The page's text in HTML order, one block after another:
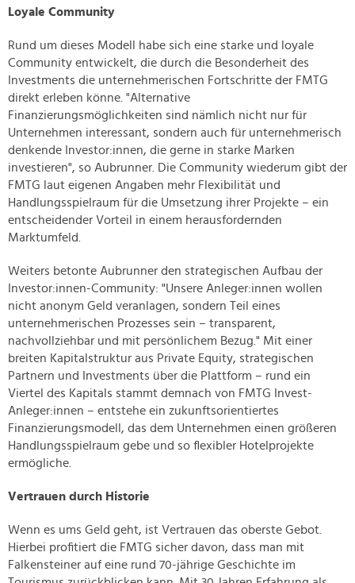
Loyale Community
Rund um dieses Modell habe sich eine starke und loyale
Community entwickelt, die durch die Besonderheit des
Investments die unternehmerischen Fortschritte der FMTG
direkt erleben könne. "Alternative
Finanzierungsmöglichkeiten sind nämlich nicht nur für
Unternehmen interessant, sondern auch für unternehmerisch
denkende Investor:innen, die gerne in starke Marken
investieren", so Aubrunner. Die Community wiederum gibt der
FMTG laut eigenen Angaben mehr Flexibilität und
Handlungsspielraum für die Umsetzung ihrer Projekte – ein
entscheidender Vorteil in einem herausfordernden
Marktumfeld.
Weiters betonte Aubrunner den strategischen Aufbau der
Investor:innen-Community: "Unsere Anleger:innen wollen
nicht anonym Geld veranlagen, sondern Teil eines
unternehmerischen Prozesses sein – transparent,
nachvollziehbar und mit persönlichem Bezug." Mit einer
breiten Kapitalstruktur aus Private Equity, strategischen
Partnern und Investments über die Plattform – rund ein
Viertel des Kapitals stammt demnach von FMTG Invest-
Anleger:innen – entstehe ein zukunftsorientiertes
Finanzierungsmodell, das dem Unternehmen einen größeren
Handlungsspielraum gebe und so flexibler Hotelprojekte
ermögliche.
Vertrauen durch Historie
Wenn es ums Geld geht, ist Vertrauen das oberste Gebot.
Hierbei profitiert die FMTG sicher davon, dass man mit
Falkensteiner auf eine rund 70-jährige Geschichte im